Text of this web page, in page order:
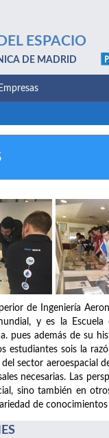
ESPACIO
DE MADRID
Empresas
de Ingeniería
y es la
pues además de su
estudiantes sois la
del sector aeroespacial
necesarias. Las
sino también en
de